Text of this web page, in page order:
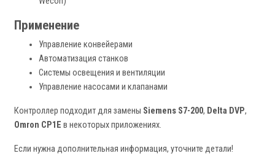
Применение
Управление конвейерами
Автоматизация станков
Системы освещения и вентиляции
Управление насосами и клапанами
Контроллер подходит для замены Siemens S7-200, Delta DVP,
Omron CP1E в некоторых приложениях.
Если нужна дополнительная информация, уточните детали!